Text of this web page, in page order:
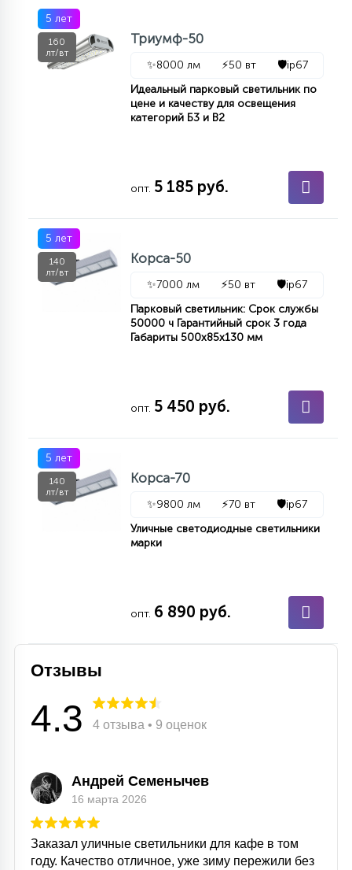
5 лет
160
лт/вт
Триумф-50
✨8000 лм ⚡50 вт 🛡️ip67
Идеальный парковый светильник по
цене и качеству для освещения
категорий Б3 и В2
опт. 5 185 руб.
5 лет
140
лт/вт
Корса-50
✨7000 лм ⚡50 вт 🛡️ip67
Парковый светильник: Срок службы
50000 ч Гарантийный срок 3 года
Габариты 500х85х130 мм
опт. 5 450 руб.
5 лет
140
лт/вт
Корса-70
✨9800 лм ⚡70 вт 🛡️ip67
Уличные светодиодные светильники
марки
опт. 6 890 руб.
Отзывы
4.3 4 отзыва • 9 оценок
Андрей Семенычев
16 марта 2026
Заказал уличные светильники для кафе в том
году. Качество отличное, уже зиму пережили без